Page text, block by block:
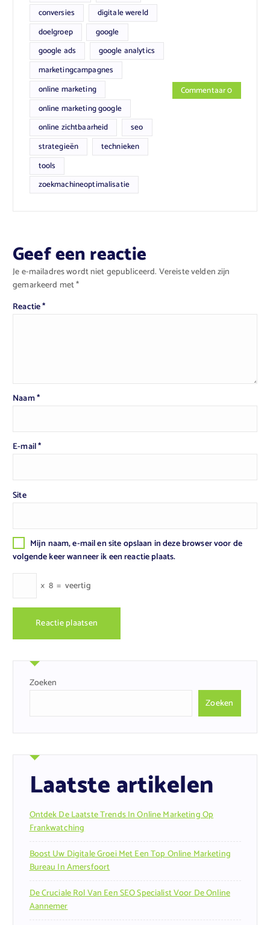
conversies
digitale wereld
doelgroep
google
google ads
google analytics
marketingcampagnes
online marketing
online marketing google
online zichtbaarheid
seo
strategieën
technieken
tools
zoekmachineoptimalisatie
Commentaar 0
Geef een reactie
Je e-mailadres wordt niet gepubliceerd. Vereiste velden zijn
gemarkeerd met*
Reactie*
Naam*
E-mail*
Site
Mijn naam, e-mail en site opslaan in deze browser voor de
volgende keer wanneer ik een reactie plaats.
× 8 = veertig
Zoeken
Zoeken
Laatste artikelen
Ontdek De Laatste Trends In Online Marketing Op
Frankwatching
Boost Uw Digitale Groei Met Een Top Online Marketing
Bureau In Amersfoort
De Cruciale Rol Van Een SEO Specialist Voor De Online
Aannemer